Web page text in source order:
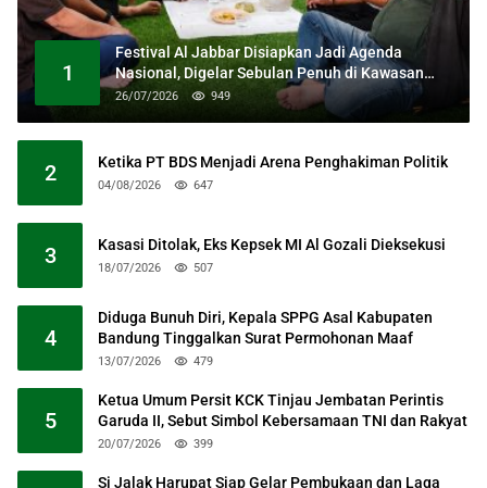
1
Festival Al Jabbar Disiapkan Jadi Agenda
Nasional, Digelar Sebulan Penuh di Kawasan
Masjid Raya Al Jabbar
26/07/2026 949
2 Ketika PT BDS Menjadi Arena Penghakiman Politik
04/08/2026 647
3 Kasasi Ditolak, Eks Kepsek MI Al Gozali Dieksekusi
18/07/2026 507
4
Diduga Bunuh Diri, Kepala SPPG Asal Kabupaten
Bandung Tinggalkan Surat Permohonan Maaf
13/07/2026 479
5
Ketua Umum Persit KCK Tinjau Jembatan Perintis
Garuda II, Sebut Simbol Kebersamaan TNI dan Rakyat
20/07/2026 399
Si Jalak Harupat Siap Gelar Pembukaan dan Laga